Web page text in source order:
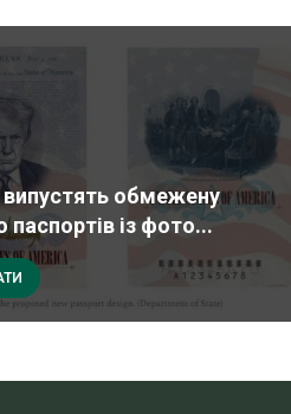
обмежену
паспортів із фото...